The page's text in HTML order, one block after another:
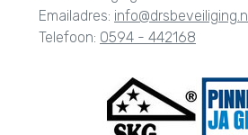
Emailadres: info@drsbeveiliging.nl
Telefoon: 0594 - 442168